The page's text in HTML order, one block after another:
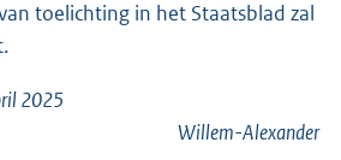
toelichting in het Staatsblad zal
2025
Willem-Alexander